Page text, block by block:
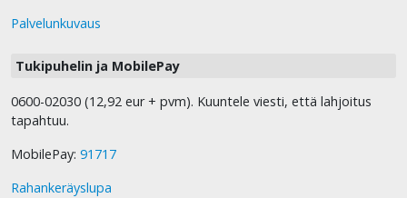
Palvelunkuvaus
Tukipuhelin ja MobilePay
0600-02030 (12,92 eur + pvm). Kuuntele viesti, että lahjoitus
tapahtuu.
MobilePay: 91717
Rahankeräyslupa